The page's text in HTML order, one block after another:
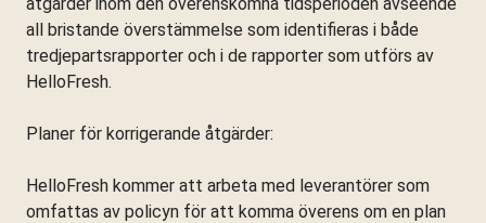
all bristande överstämmelse som identifieras i både
tredjepartsrapporter och i de rapporter som utförs av
HelloFresh.
Planer för korrigerande åtgärder:
HelloFresh kommer att arbeta med leverantörer som
omfattas av policyn för att komma överens om en plan